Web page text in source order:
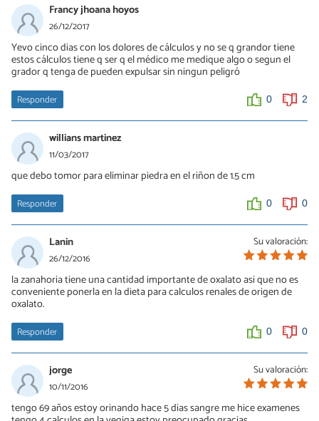
Francy jhoana hoyos
26/12/2017
Yevo cinco dias con los dolores de cálculos y no se q grandor tiene
estos cálculos tiene q ser q el médico me medique algo o segun el
grador q tenga de pueden expulsar sin ningun peligró
Responder 0 2
willians martinez
11/03/2017
que debo tomor para eliminar piedra en el riñon de 1.5 cm
Responder 0 0
Su valoración:
Lanin
26/12/2016
la zanahoria tiene una cantidad importante de oxalato asi que no es
conveniente ponerla en la dieta para calculos renales de origen de
oxalato.
Responder 0 0
Su valoración:
jorge
10/11/2016
tengo 69 años estoy orinando hace 5 dias sangre me hice examenes